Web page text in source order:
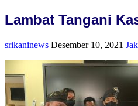
Lambat Tangani
srikaninews Desember 10, 2021